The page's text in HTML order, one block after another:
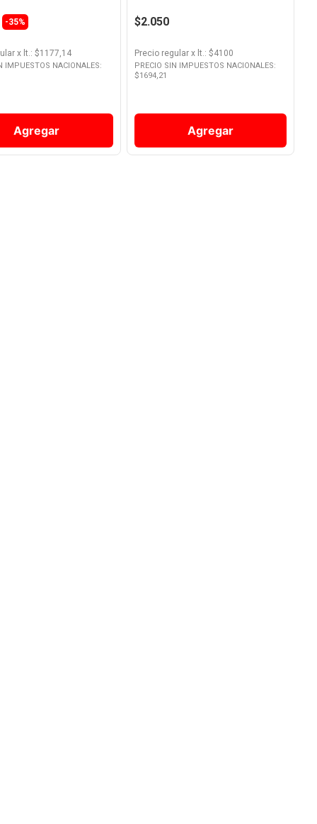
-35%
x lt.: $1177,14
IMPUESTOS NACIONALES:
Agregar
$2.050
Precio regularx lt.: $4100
PRECIO SIN IMPUESTOS NACIONALES:
$1694,21
Agregar